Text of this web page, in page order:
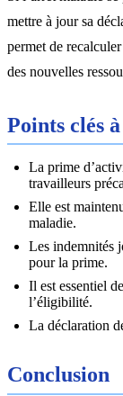
mettre à jour sa
permet de
des nouvelles
Points clés
La prime
travailleurs
Elle est
maladie.
Les indemnités
pour la prime.
Il est essentiel
l’éligibilité.
La déclaration
Conclusion